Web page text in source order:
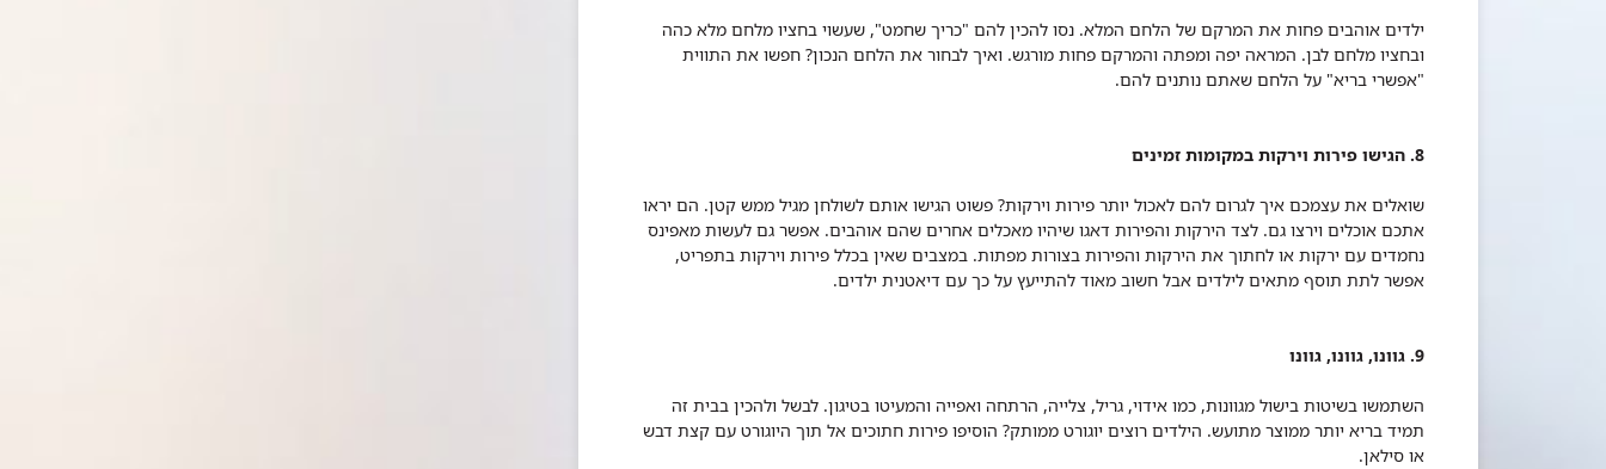
ילדים אוהבים פחות את המרקם של הלחם המלא. נסו להכין להם "כריך שחמט", שעשוי בחציו מלחם מלא כהה
ובחציו מלחם לבן. המראה יפה ומפתה והמרקם פחות מורגש. ואיך לבחור את הלחם הנכון? חפשו את התווית
"אפשרי בריא" על הלחם שאתם נותנים להם.
8. הגישו פירות וירקות במקומות זמינים
שואלים את עצמכם איך לגרום להם לאכול יותר פירות וירקות? פשוט הגישו אותם לשולחן מגיל ממש קטן. הם יראו
אתכם אוכלים וירצו גם. לצד הירקות והפירות דאגו שיהיו מאכלים אחרים שהם אוהבים. אפשר גם לעשות מאפינס
נחמדים עם ירקות או לחתוך את הירקות והפירות בצורות מפתות. במצבים שאין בכלל פירות וירקות בתפריט,
אפשר לתת תוסף מתאים לילדים אבל חשוב מאוד להתייעץ על כך עם דיאטנית ילדים.
9. גוונו, גוונו, גוונו
השתמשו בשיטות בישול מגוונות, כמו אידוי, גריל, צלייה, הרתחה ואפייה והמעיטו בטיגון. לבשל ולהכין בבית זה
תמיד בריא יותר ממוצר מתועש. הילדים רוצים יוגורט ממותק? הוסיפו פירות חתוכים אל תוך היוגורט עם קצת דבש
או סילאן.